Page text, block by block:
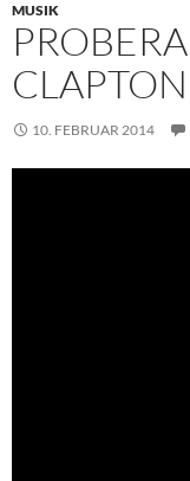
MUSIK
10. FEBRUAR 2014